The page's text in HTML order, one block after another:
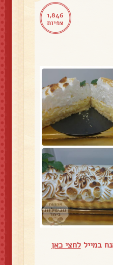
1,846
צפיות
במייללחצי כאן